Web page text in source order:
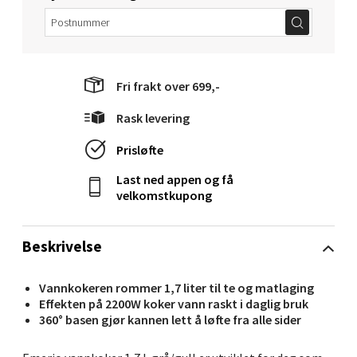
Beskrivelse
Vannkokeren rommer 1,7 liter til te og matlaging
Effekten på 2200W koker vann raskt i daglig bruk
360° basen gjør kannen lett å løfte fra alle sider
Fri frakt over 699,-
Rask levering
Prisløfte
Last ned appen og få
velkomstkupong
Velg
Molde - Moldetorget
Torget 1, 6413 Molde
Åpent i dag 10-18
Narvik - Thon Senter Malmporten